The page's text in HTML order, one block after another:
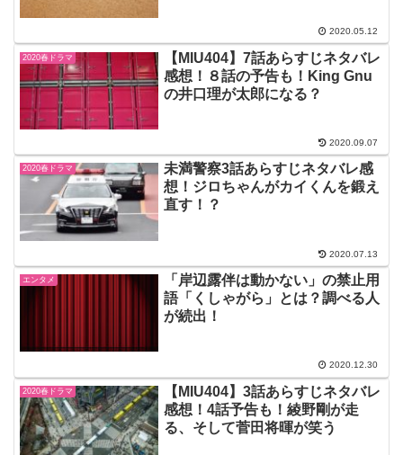
2020.05.12
2020春ドラマ
【MIU404】7話あらすじネタバレ
感想！８話の予告も！King Gnu
の井口理が太郎になる？
2020.09.07
2020春ドラマ
未満警察3話あらすじネタバレ感
想！ジロちゃんがカイくんを鍛え
直す！？
2020.07.13
エンタメ
「岸辺露伴は動かない」の禁止用
語「くしゃがら」とは？調べる人
が続出！
2020.12.30
2020春ドラマ
【MIU404】3話あらすじネタバレ
感想！4話予告も！綾野剛が走
る、そして菅田将暉が笑う